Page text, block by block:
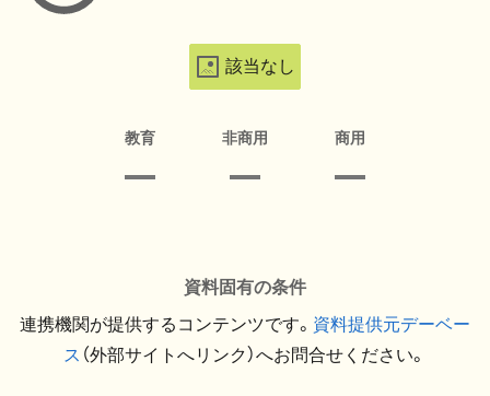
該当なし
教育 非商用 商用
資料固有の条件
連携機関が提供するコンテンツです。 資料提供元デーベー
ス （外部サイトへリンク）へお問合せください。